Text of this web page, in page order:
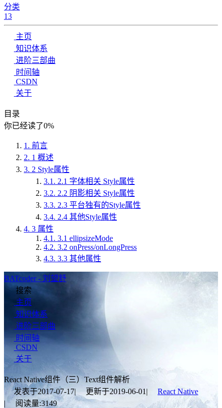
分类
13
主页
知识体系
进阶三部曲
时间轴
CSDN
关于
目录
你已经读了0%
1. 前言
2. 1 概述
3. 2 Style属性
3.1. 2.1 字体相关 Style属性
3.2. 2.2 阴影相关 Style属性
3.3. 2.3 平台独有的Style属性
3.4. 2.4 其他Style属性
4. 3 属性
4.1. 3.1 ellipsizeMode
4.2. 3.2 onPress/onLongPress
4.3. 3.3 其他属性
BATcoder - 刘望舒
搜索
主页
知识体系
进阶三部曲
时间轴
CSDN
关于
React Native组件（三）Text组件解析
发表于2017-07-17| 更新于2019-06-01 |
React Native
|
阅读量:3149